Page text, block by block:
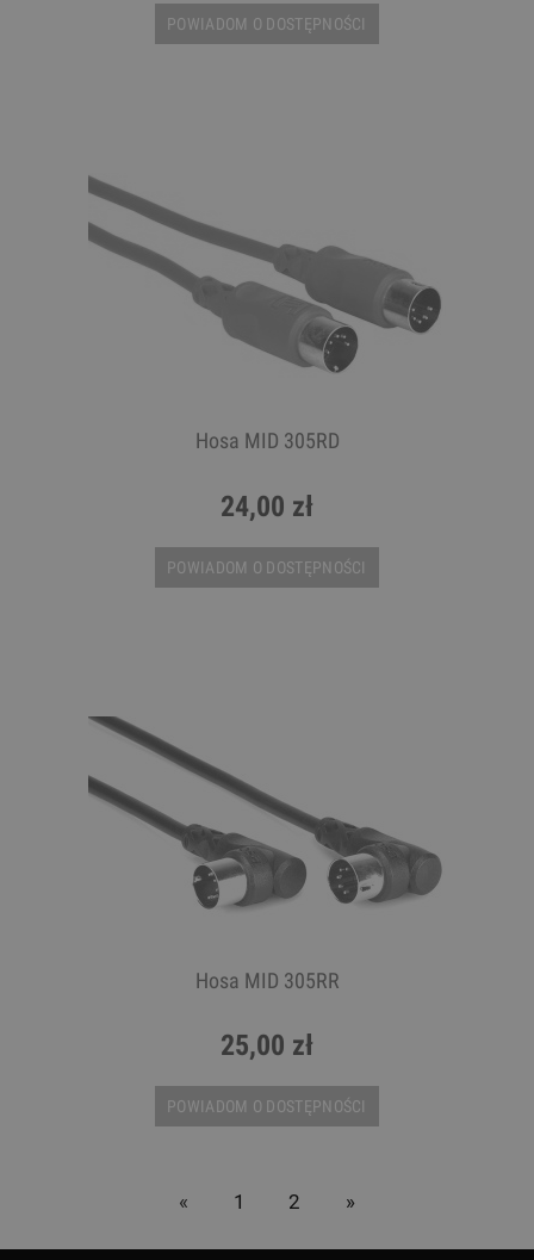
POWIADOM O DOSTĘPNOŚCI
Hosa MID 305RD
24,00 zł
POWIADOM O DOSTĘPNOŚCI
Hosa MID 305RR
25,00 zł
POWIADOM O DOSTĘPNOŚCI
« 1 2 »